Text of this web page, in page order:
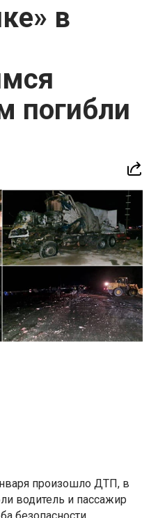
в
погибли
произошло ДТП, в
водитель и пассажир